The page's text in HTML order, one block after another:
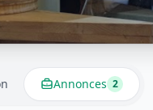
Annonces 2